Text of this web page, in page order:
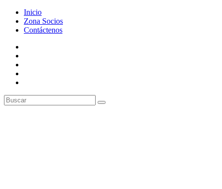
Inicio
Zona Socios
Contáctenos